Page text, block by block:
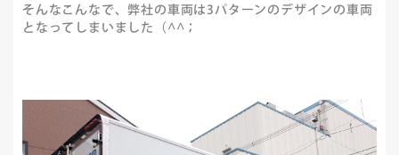
そんなこんなで、弊社の車両は3パターンのデザインの車両
となってしまいました（^^；